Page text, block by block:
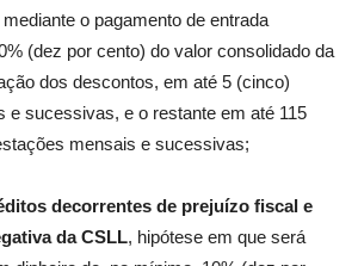
mediante o pagamento de entrada
(dez por cento) do valor consolidado da
dos descontos, em até 5 (cinco)
e sucessivas, e o restante em até 115
mensais e sucessivas;
decorrentes de prejuízo fiscal e
da CSLL, hipótese em que será